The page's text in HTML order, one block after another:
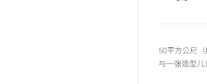
50平方公尺
与一张造型